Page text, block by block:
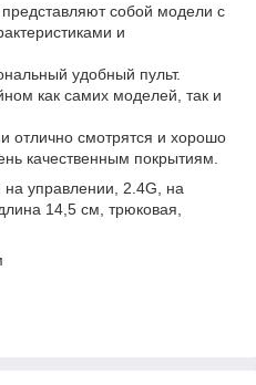
собой модели с
и
удобный пульт.
как самих моделей, так и
отлично смотрятся и хорошо
качественным покрытиям.
управлении, 2.4G, на
14,5 см, трюковая,